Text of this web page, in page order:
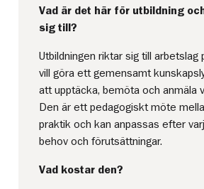
Vad är det här för utbildning
sig till?
Utbildningen riktar sig till
vill göra ett gemensamt
att upptäcka, bemöta och anmäla
Den är ett pedagogiskt möte
praktik och kan anpassas efter
behov och förutsättningar.
Vad kostar den?